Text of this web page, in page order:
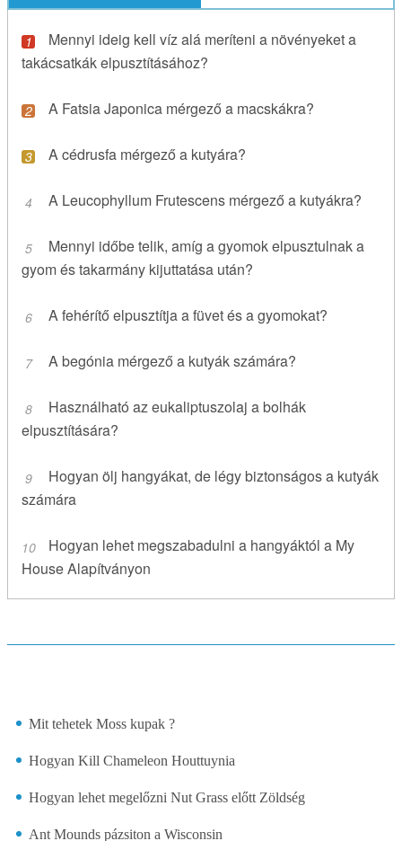
Mennyi ideig kell víz alá meríteni a növényeket a
takácsatkák elpusztításához?
A Fatsia Japonica mérgező a macskákra?
A cédrusfa mérgező a kutyára?
A Leucophyllum Frutescens mérgező a kutyákra?
Mennyi időbe telik, amíg a gyomok elpusztulnak a
gyom és takarmány kijuttatása után?
A fehérítő elpusztítja a füvet és a gyomokat?
A begónia mérgező a kutyák számára?
Használható az eukaliptuszolaj a bolhák
elpusztítására?
Hogyan ölj hangyákat, de légy biztonságos a kutyák
számára
Hogyan lehet megszabadulni a hangyáktól a My
House Alapítványon
Mit tehetek Moss kupak ?
Hogyan Kill Chameleon Houttuynia
Hogyan lehet megelőzni Nut Grass előtt Zöldség
Ant Mounds pázsiton a Wisconsin